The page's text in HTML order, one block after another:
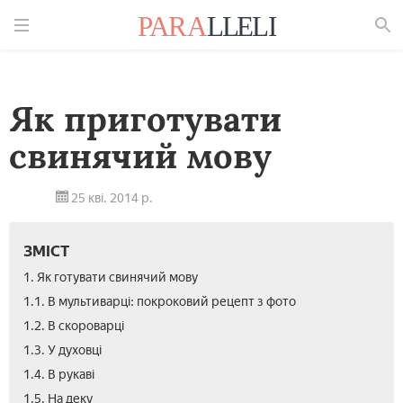
Як приготувати
свинячий мову
25 кві. 2014 р.
ЗМІСТ
1. Як готувати свинячий мову
1.1. В мультиварці: покроковий рецепт з фото
1.2. В скороварці
1.3. У духовці
1.4. В рукаві
1.5. На деку